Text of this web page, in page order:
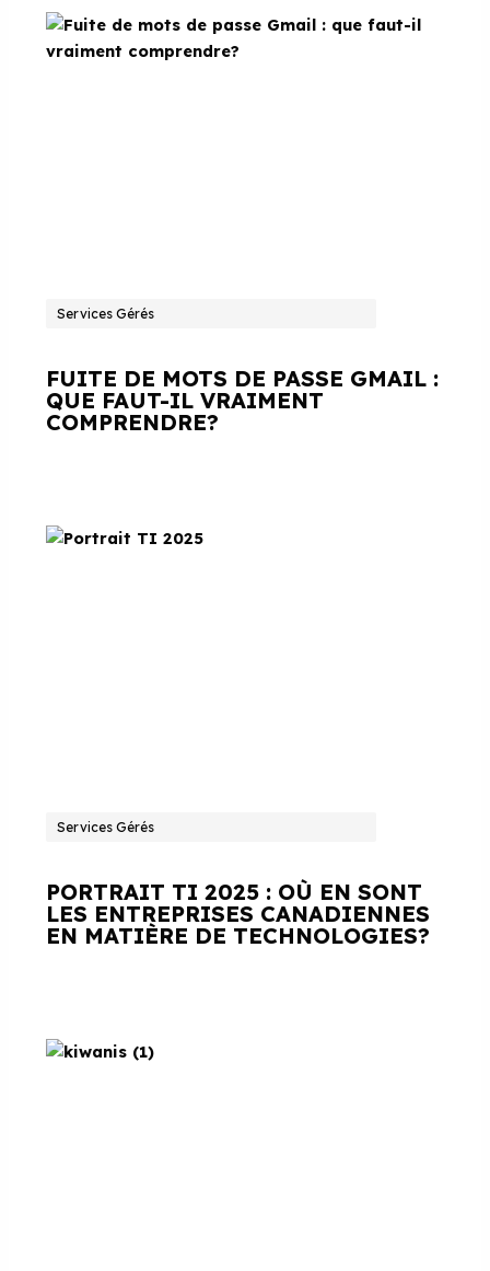
Services Gérés
FUITE DE MOTS DE PASSE GMAIL :
QUE FAUT-IL VRAIMENT
COMPRENDRE?
Services Gérés
PORTRAIT TI 2025 : OÙ EN SONT
LES ENTREPRISES CANADIENNES
EN MATIÈRE DE TECHNOLOGIES?